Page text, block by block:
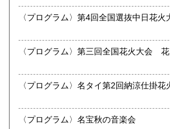
買取 買取専用フリーダイヤル
井上)
す。
御整理・御売却はお気軽に当店にご相
お電話、メール等でご連絡次第、即日
書買い取り、古本買い取り、大量大歓迎
特に古いもの全般(和本、古文書、紙物
図、宗教、芸能、美術、文学、雑誌等)
す。
又書画骨董品も別部門で取り扱いして
〈プログラム〉第4回全国選抜中日花火
〈プログラム〉第三回全国花火大会
〈プログラム〉名タイ第2回納涼仕掛花
〈プログラム〉名宝秋の音楽会